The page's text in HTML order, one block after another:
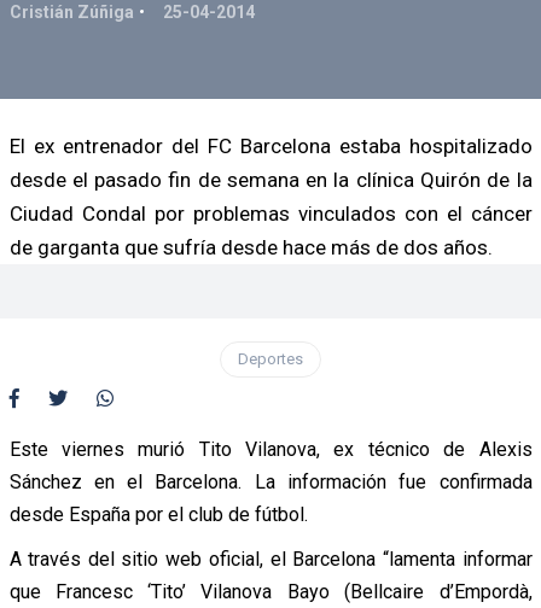
Cristián Zúñiga 25-04-2014
El ex entrenador del FC Barcelona estaba hospitalizado
desde el pasado fin de semana en la clínica Quirón de la
Ciudad Condal por problemas vinculados con el cáncer
de garganta que sufría desde hace más de dos años.
Deportes
Este viernes murió Tito Vilanova, ex técnico de Alexis
Sánchez en el Barcelona. La información fue confirmada
desde España por el club de fútbol.
A través del sitio web oficial, el Barcelona “lamenta informar
que Francesc ‘Tito’ Vilanova Bayo (Bellcaire d’Empordà,